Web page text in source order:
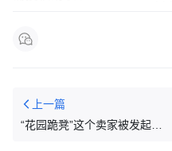
上一篇
“花园跪凳”这个卖家被发起中